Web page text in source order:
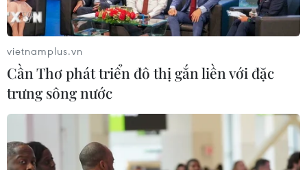
vietnamplus.vn
Cần Thơ phát triển đô thị gắn liền với đặc
trưng sông nước